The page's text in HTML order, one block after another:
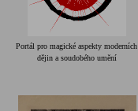
Portál pro magické aspekty moderních
dějin a soudobého umění